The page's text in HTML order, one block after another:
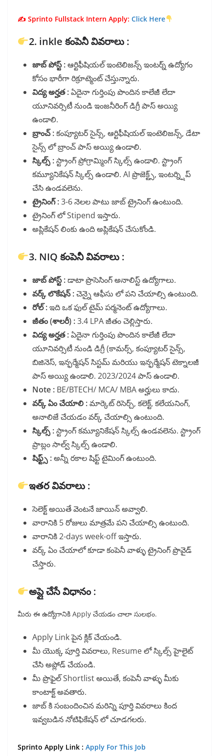
✍️ Sprinto Fullstack Intern Apply: Click Here
2. inkle కంపెనీ వివరాలు :
జాబ్ పోస్ట్ :ఆర్టిఫీషియల్ ఇంటెలిజన్స్ ఇంటర్న్ ఉద్యోగం
కోసం భారీగా రిక్రూట్మెంట్ చేస్తున్నారు.
విద్య అర్హత :ఏదైనా గుర్తింపు పొందిన కాలేజీ లేదా
యూనివర్సిటీ నుండి ఇంజనీరింగ్ డిగ్రీ పాస్ అయ్యి
ఉండాలి.
బ్రాంచ్ :కంప్యూటర్ సైన్స్, ఆర్టిఫీషియల్ ఇంటెలిజన్స్, డేటా
సైన్స్ లో బ్రాంచ్ పాస్ అయ్యి ఉండాలి.
స్కిల్స్ :స్ట్రాంగ్ ప్రోగ్రామ్మింగ్ స్కిల్స్ ఉండాలి. స్ట్రాంగ్
కమ్యూనికేషన్ స్కిల్స్ ఉండాలి. AI ప్రొజెక్ట్స్, ఇంటర్న్షిప్
చేసి ఉండవలెను.
ట్రైనింగ్ :3-6 నెలల పాటు జాబ్ ట్రైనింగ్ ఉంటుంది.
ట్రైనింగ్ లో Stipend ఇస్తారు.
అప్లికేషన్ లింకు ఉంది అప్లికేషన్ చేసుకోండి.
3. NIQ కంపెనీ వివరాలు :
జాబ్ పోస్ట్ :డాటా ప్రొసెసింగ్ అనాలిస్ట్ ఉద్యోగాలు.
వర్క్ లొకేషన్ :చెన్నై ఆఫీసు లో పని చేయాల్సి ఉంటుంది.
రోల్ :ఇది ఒక ఫుల్ టైమ్ పర్మనెంట్ ఉద్యోగాలు.
జీతం (శాలరీ) :3.4 LPA జీతం చెల్లిస్తారు.
విద్య అర్హత :ఏదైనా గుర్తింపు పొందిన కాలేజీ లేదా
యూనివర్సిటీ నుండి డిగ్రీ (కామర్స్, కంప్యూటర్ సైన్స్,
బిజినెస్, ఇన్ఫర్మేషన్ సిస్టమ్ మరియు ఇన్ఫర్మేషన్ టెక్నాలజీ
పాస్ అయ్యి ఉండాలి. 2023/2024 పాస్ ఉండాలి.
Note : BE/BTECH/ MCA/ MBA అర్హులు కాదు.
వర్క్ ఏం చేయాలి :మార్కెట్ రిసెర్చ్, కలెక్ట్, కలేయనింగ్,
అనాలిజే చేయడం వర్క్ చేయాల్సి ఉంటుంది.
స్కిల్స్ :స్ట్రాంగ్ కమ్యూనికేషన్ స్కిల్స్ ఉండవలెను. స్ట్రాంగ్
ప్రాబ్లం సాల్వ్ స్కిల్స్ ఉండాలి.
షిఫ్ట్స్ :అన్నీ రకాల షిఫ్ట్ టైమింగ్ ఉంటుంది.
ఇతర వివరాలు :
సెలెక్ట్ అయితే వెంటనే జాయిన్ అవ్వాలి.
వారానికి 5 రోజులు మాత్రమే పని చేయాల్సి ఉంటుంది.
వారానికి 2-days week-off ఇస్తారు.
వర్క్ ఏం చేయాలో కూడా కంపెనీ వాళ్ళు ట్రైనింగ్ ప్రొవైడ్
చేస్తారు.
అప్లై చేసే విధానం :
మీరు ఈ ఉద్యోగానికి Apply చేయడం చాలా సులభం.
Apply Link పైన క్లిక్ చేయండి.
మీ యొక్క పూర్తి వివరాలు, Resume లో స్కిల్స్ హైలైట్
చేసి అప్లోడ్ చేయండి.
మీ ప్రొఫైల్ Shortlist అయితే, కంపెనీ వాళ్ళు మీకు
కాంటాక్ట్ అవతారు.
జాబ్ కి సంబందించిన మరిన్ని పూర్తి వివరాలు కింద
ఇవ్వబడిన నోటిఫికేషన్ లో చూడగలరు.
Sprinto Apply Link : Apply For This Job